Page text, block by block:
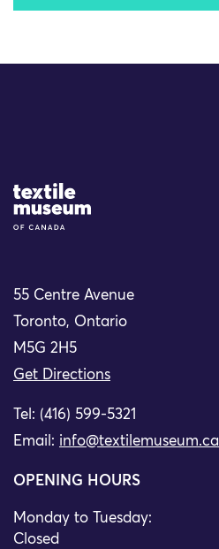
Site Logo
55 Centre Avenue
Toronto, Ontario
M5G 2H5
Get Directions
Tel: (416) 599-5321
Email: info@textilemuseum.ca
OPENING HOURS
Monday to Tuesday:
Closed